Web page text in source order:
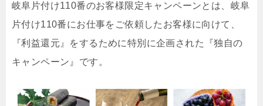
岐阜片付け110番のお客様限定キャンペーンとは、岐阜
片付け110番にお仕事をご依頼したお客様に向けて、
『利益還元』をするために特別に企画された『独自の
キャンペーン』です。